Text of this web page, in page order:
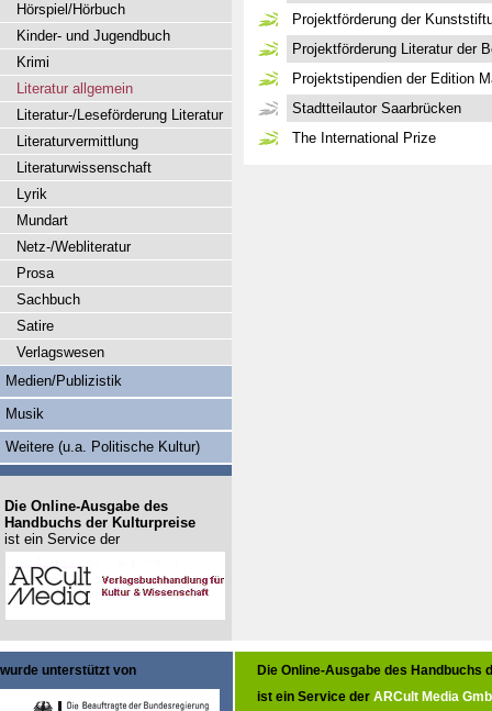
Projektförderung der
Projektförderung Literatur der
Projektstipendien der Edition
Stadtteilautor Saarbrücken
The International Prize
Hörspiel/Hörbuch
Kinder- und Jugendbuch
Krimi
Literatur allgemein
Literatur-/Leseförderung Literatur
Literaturvermittlung
Literaturwissenschaft
Lyrik
Mundart
Netz-/Webliteratur
Prosa
Sachbuch
Satire
Verlagswesen
Medien/Publizistik
Musik
Weitere (u.a. Politische Kultur)
Die Online-Ausgabe des
Handbuchs der Kulturpreise
ist ein Service der
wurde unterstützt von
Die Online-Ausgabe des Handbuchs
ist ein Service der ARCult Media